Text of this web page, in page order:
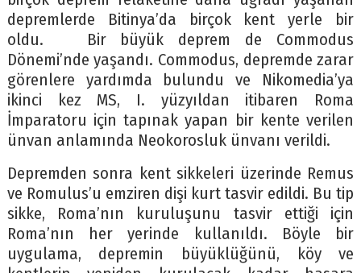
depremlerde Bitinya’da birçok kent yerle bir
oldu. Bir büyük deprem de Commodus
Dönemi’nde yaşandı. Commodus, depremde zarar
görenlere yardımda bulundu ve Nikomedia’ya
ikinci kez MS, I. yüzyıldan itibaren Roma
İmparatoru için tapınak yapan bir kente verilen
ünvan anlamında Neokorosluk ünvanı verildi.
Depremden sonra kent sikkeleri üzerinde Remus
ve Romulus’u emziren dişi kurt tasvir edildi. Bu tip
sikke, Roma’nın kuruluşunu tasvir ettiği için
Roma’nın her yerinde kullanıldı. Böyle bir
uygulama, depremin büyüklüğünü, köy ve